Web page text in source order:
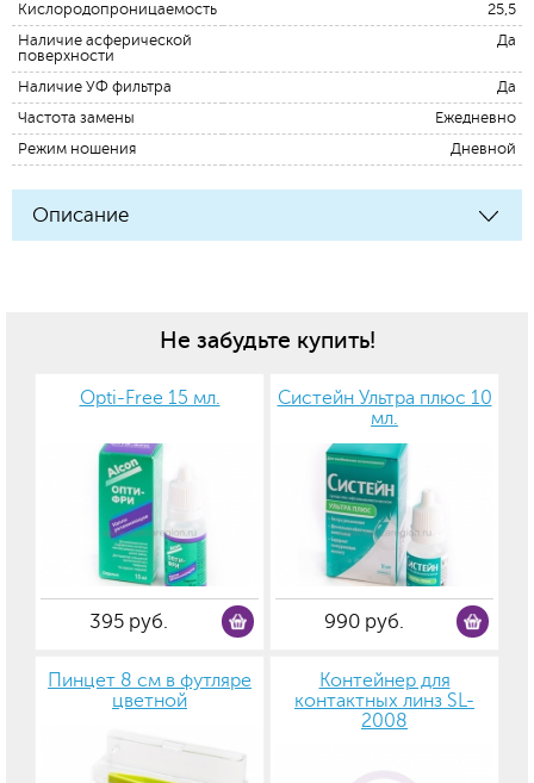
Кислородопроницаемость
25,5
Наличие асферической
поверхности
Да
Наличие УФ фильтра
Да
Частота замены
Ежедневно
Режим ношения
Дневной
Описание
Не забудьте купить!
Opti-Free 15 мл.
395 руб.
Систейн Ультра плюс 10
мл.
990 руб.
Пинцет 8 см в футляре
цветной
Контейнер для
контактных линз SL-
2008